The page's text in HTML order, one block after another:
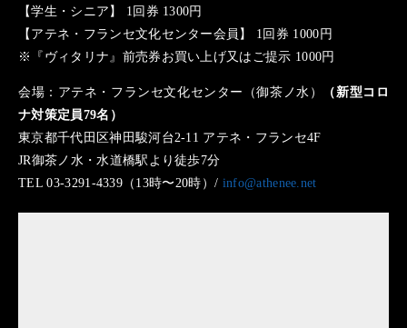
【学生・シニア】 1回券 1300円
【アテネ・フランセ文化センター会員】 1回券 1000円
※『ヴィタリナ』前売券お買い上げ又はご提示 1000円
会場：アテネ・フランセ文化センター（御茶ノ水）
（新型コロ
ナ対策定員79名）
東京都千代田区神田駿河台2-11 アテネ・フランセ4F
JR御茶ノ水・水道橋駅より徒歩7分
TEL 03-3291-4339（13時〜20時）/ info@athenee.net